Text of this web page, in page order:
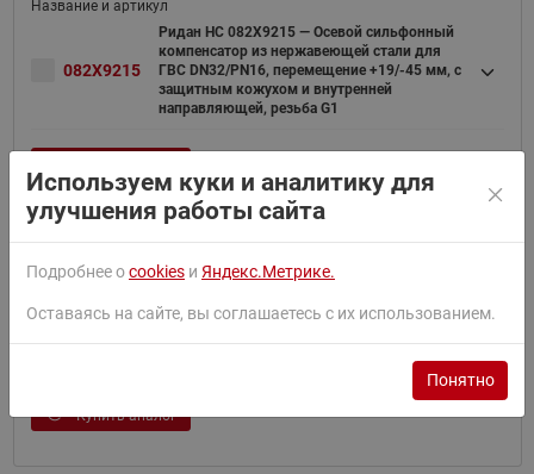
082X9215
Ридан НС 082X9215 — Осевой сильфонный
компенсатор из нержавеющей стали для
ГВС DN32/PN16, перемещение +19/-45 мм, с
защитным кожухом и внутренней
направляющей, резьба G1
082X9216
Ридан НС 082X9216 — Осевой сильфонный
компенсатор из нержавеющей стали для
ГВС DN40/PN16, перемещение +19/-45 мм, с
защитным кожухом и внутренней
Купить аналог
Используем куки и аналитику для
улучшения работы сайта
Подробнее оcookies и Яндекс.Метрике.
Оставаясь на сайте, вы соглашаетесь с их использованием.
Понятно